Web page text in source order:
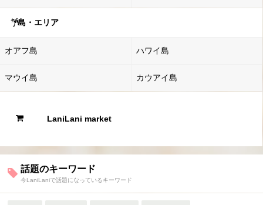
島・エリア
オアフ島 ハワイ島
マウイ島 カウアイ島
LaniLani market
話題のキーワード
今LaniLaniで話題になっているキーワード